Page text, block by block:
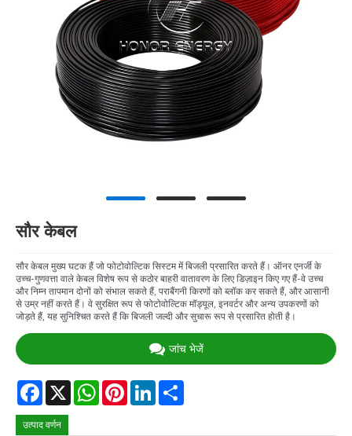
सौर केबल
सौर केबल मुख्य घटक हैं जो फोटोवोल्टिक सिस्टम में बिजली प्रसारित करते हैं। ऑनर एनर्जी के
उच्च-गुणवत्ता वाले केबल विशेष रूप से कठोर बाहरी वातावरण के लिए डिज़ाइन किए गए हैं-वे उच्च
और निम्न तापमान दोनों को संभाल सकते हैं, पराबैंगनी किरणों को ब्लॉक कर सकते हैं, और आसानी
से उम्र नहीं करते हैं। वे सुरक्षित रूप से फोटोवोल्टिक मॉड्यूल, इनवर्टर और अन्य उपकरणों को
जोड़ते हैं, यह सुनिश्चित करते हैं कि बिजली जल्दी और सुचारू रूप से प्रसारित होती है।
जांच भेजें
Facebook
X WhatsAppPinterestLinkedIn
उत्पाद वर्णन